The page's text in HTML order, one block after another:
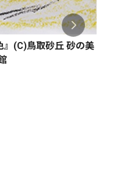
』(C)鳥取砂丘 砂の美